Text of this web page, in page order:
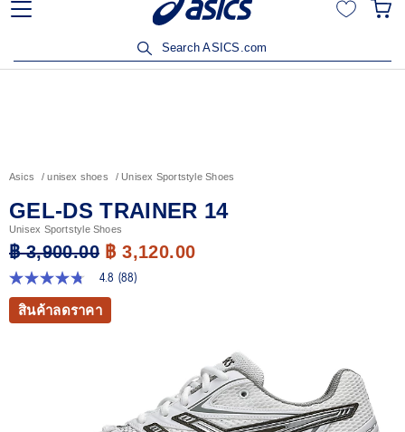
เมื่อซื้อสินค้าครบ 3,500
เข้าร่วม OneASICS™ เพื่อสะ
Search ASICS.com
Asics unisex shoes Unisex Sportstyle Shoes
GEL-DS TRAINER 14
Unisex Sportstyle Shoes
฿ 3,900.00 ฿ 3,120.00
4.8
จาก
ดาว
4.8 (88)
สินค้าลดราคา